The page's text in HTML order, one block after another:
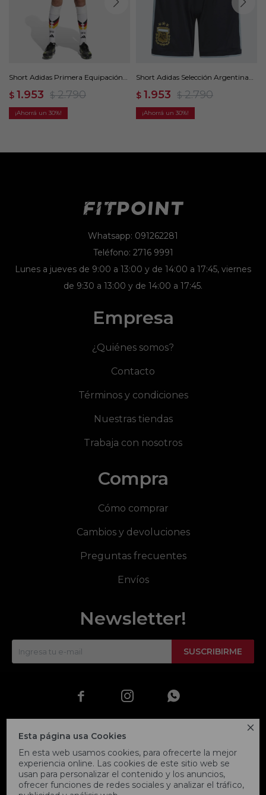

Esta página usa Cookies
En esta web usamos cookies, para ofrecerte la mejor
experiencia online. Las cookies de este sitio web se
usan para personalizar el contenido y los anuncios,
ofrecer funciones de redes sociales y analizar el tráfico,
Short Adidas Primera Equipación
$ 1.953 $ 2.790
30
Short Adidas Selección Argentina
$ 1.953 $ 2.790
30
Whatsapp: 091262281
Teléfono: 2716 9991
Lunes a jueves de 9:00 a 13:00 y de 14:00 a 17:45, viernes
de 9:30 a 13:00 y de 14:00 a 17:45.
Empresa
¿Quiénes somos?
Contacto
Términos y condiciones
Nuestras tiendas
Trabaja con nosotros
Compra
Cómo comprar
Cambios y devoluciones
Preguntas frecuentes
Envíos
Newsletter!
SUSCRIBIRME
  